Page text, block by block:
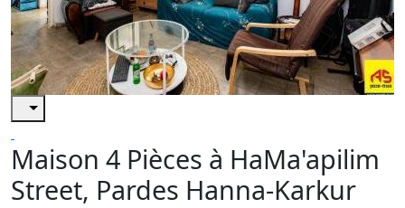
Maison 4 Pièces à HaMa'apilim
Street, Pardes Hanna-Karkur